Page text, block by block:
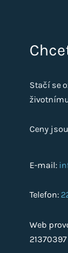
Stačí se
Ceny
E-mail:
Telefon:
Web
21370397